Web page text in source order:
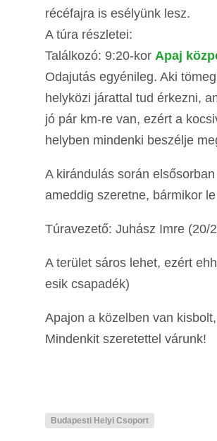
récéfajra is esélyünk lesz.
A túra részletei:
Találkozó: 9:20-kor Apaj
Odajutás egyénileg. Aki
helyközi járattal tud érkezni,
jó pár km-re van, ezért a
helyben mindenki beszélje
A kirándulás során
ameddig szeretne, bármikor
Túravezető: Juhász Imre (20/
A terület sáros lehet, ezért
esik csapadék)
Apajon a közelben van
Mindenkit szeretettel várunk!
Budapesti Helyi Csoport